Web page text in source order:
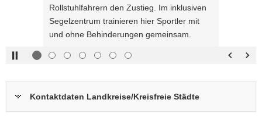
rechts :
blättern
Pfeiltaste
links :
Zurück
blättern
oben :
anzeigen
Eingabetaste
:
Vollbildmodus
öffnen
Rollstuhlfahrern den Zustieg. Im inklusiven
Segelzentrum trainieren hier Sportler mit
und ohne Behinderungen gemeinsam.
Kontaktdaten Landkreise/Kreisfreie Städte